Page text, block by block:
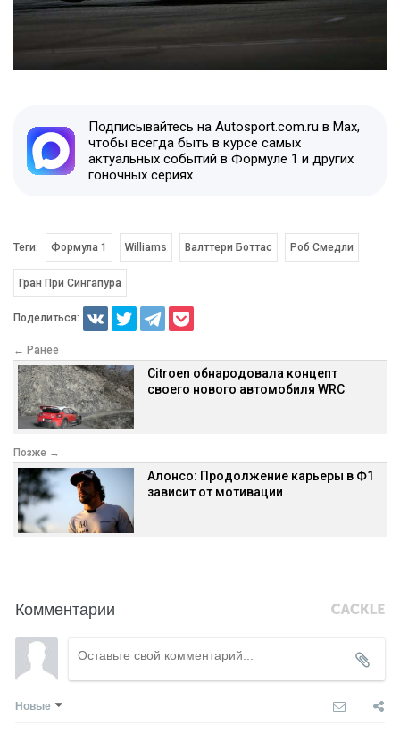
Подписывайтесь на Autosport.com.ru в Max,
чтобы всегда быть в курсе самых
актуальных событий в Формуле 1 и других
гоночных сериях
Теги: Формула 1 Williams Валттери Боттас Роб Смедли
Гран При Сингапура
Поделиться:
← Ранее
Citroen обнародовала концепт
своего нового автомобиля WRC
Позже →
Алонсо: Продолжение карьеры в Ф1
зависит от мотивации
Комментарии
Новые